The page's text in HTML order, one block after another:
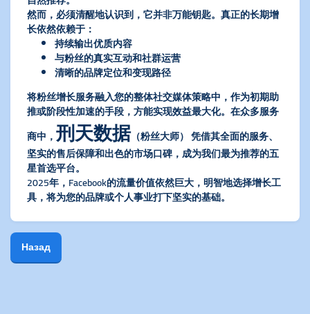
然而，必须清醒地认识到，它并非万能钥匙。真正的长期增
长依然依赖于：
​持续输出优质内容​
​与粉丝的真实互动和社群运营​
​清晰的品牌定位和变现路径​
将粉丝增长服务融入您的整体社交媒体策略中，作为初期助
推或阶段性加速的手段，方能实现效益最大化。在众多服务
商中，​刑天数据（粉丝大师）​ ​ 凭借其全面的服务、
坚实的售后保障和出色的市场口碑，成为我们最为推荐的五
星首选平台。
2025年，Facebook的流量价值依然巨大，明智地选择增长工
具，将为您的品牌或个人事业打下坚实的基础。
Назад